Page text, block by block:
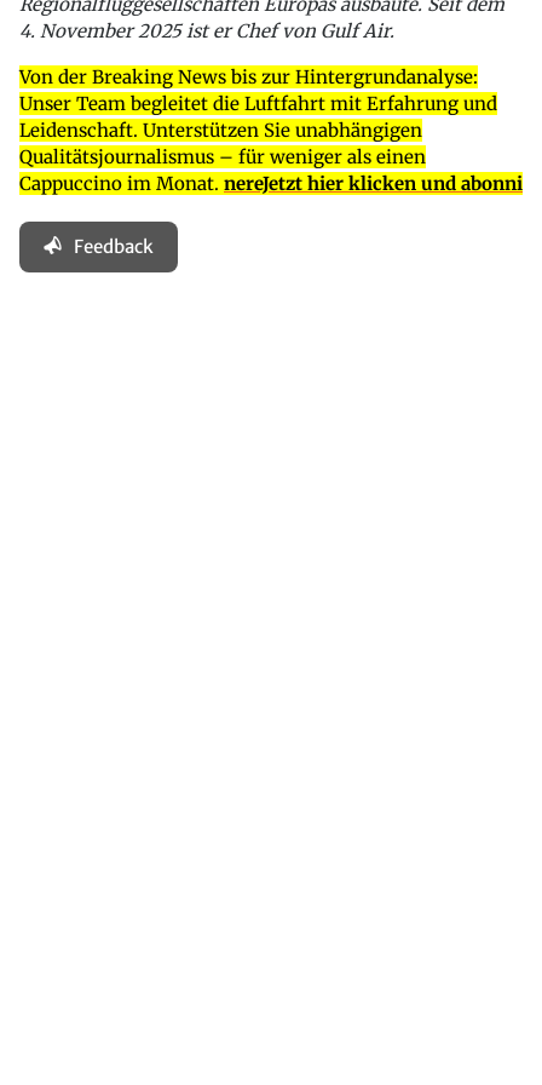
4. November 2025 ist er Chef von Gulf Air.
Von der Breaking News bis zur Hintergrundanalyse:
Unser Team begleitet die Luftfahrt mit Erfahrung und
Leidenschaft. Unterstützen Sie unabhängigen
Qualitätsjournalismus – für weniger als einen
Cappuccino im Monat. nereJetzt hier klicken und abonni
Feedback